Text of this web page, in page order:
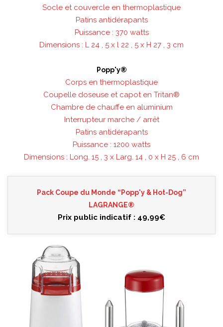
Socle et couvercle en thermoplastique
Patins antidérapants
Puissance : 370 watts
Dimensions : L 24 , 5 x l 22 , 5 x H 27 , 3 cm
Popp'y®
Corps en thermoplastique
Coupelle doseuse et capot en Tritan®
Chambre de chauffe en aluminium
Interrupteur marche / arrêt
Patins antidérapants
Puissance : 1200 watts
Dimensions : Long. 15 , 3 x Larg. 14 , 0 x H 25 , 6 cm
Pack Coupe du Monde “Popp'y & Hot-Dog”
LAGRANGE®
Prix public indicatif : 49,99€